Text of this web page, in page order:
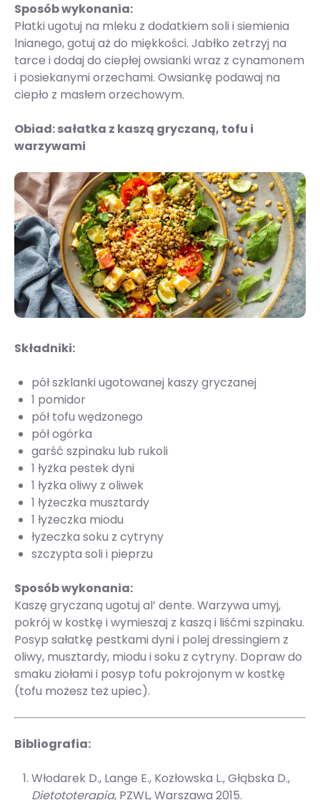
Sposób wykonania:
Płatki ugotuj na mleku z dodatkiem soli i siemienia
lnianego, gotuj aż do miękkości. Jabłko zetrzyj na
tarce i dodaj do ciepłej owsianki wraz z cynamonem
i posiekanymi orzechami. Owsiankę podawaj na
ciepło z masłem orzechowym.
Obiad: sałatka z kaszą gryczaną, tofu i
warzywami
Składniki:
pół szklanki ugotowanej kaszy gryczanej
1 pomidor
pół tofu wędzonego
pół ogórka
garść szpinaku lub rukoli
1 łyżka pestek dyni
1 łyżka oliwy z oliwek
1 łyżeczka musztardy
1 łyżeczka miodu
łyżeczka soku z cytryny
szczypta soli i pieprzu
Sposób wykonania:
Kaszę gryczaną ugotuj al’ dente. Warzywa umyj,
pokrój w kostkę i wymieszaj z kaszą i liśćmi szpinaku.
Posyp sałatkę pestkami dyni i polej dressingiem z
oliwy, musztardy, miodu i soku z cytryny. Dopraw do
smaku ziołami i posyp tofu pokrojonym w kostkę
(tofu możesz też upiec).
Bibliografia:
Włodarek D., Lange E., Kozłowska L., Głąbska D.,
Dietototerapia, PZWL, Warszawa 2015.